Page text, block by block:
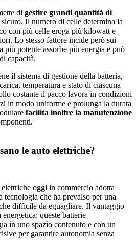
di gestire grandi quantità di
Il numero di celle determina la
con più celle eroga più kilowatt e
Lo stesso fattore incide però sui
più potente assorbe più energia e può
capacità.
il sistema di gestione della batteria,
temperatura e stato di ciascuna
costante il pacco lavora in condizioni
in modo uniforme e prolunga la durata
facilita inoltre la manutenzione
le auto elettriche?
oggi in commercio adotta
tecnologia che ha prevalso per una
difficile da eguagliare. Il vantaggio
queste batterie
in uno spazio contenuto e con un
per garantire autonomia senza